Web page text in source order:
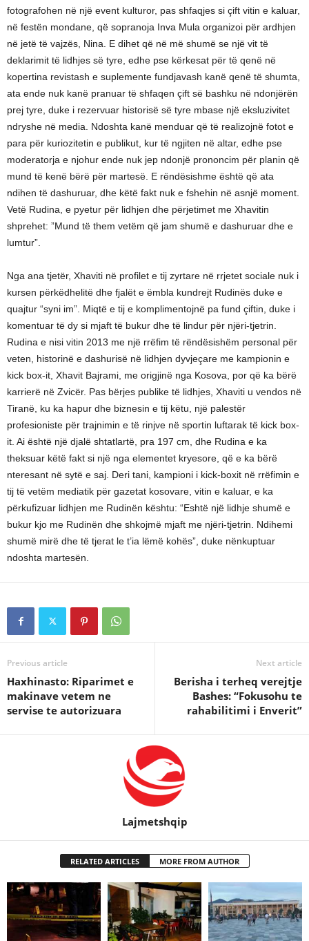
fotografohen në një event kulturor, pas shfaqjes si çift vitin e kaluar,
në festën mondane, që sopranoja Inva Mula organizoi për ardhjen
në jetë të vajzës, Nina. E dihet që në më shumë se një vit të
deklarimit të lidhjes së tyre, edhe pse kërkesat për të qenë në
kopertina revistash e suplemente fundjavash kanë qenë të shumta,
ata ende nuk kanë pranuar të shfaqen çift së bashku në ndonjërën
prej tyre, duke i rezervuar historisë së tyre mbase një eksluzivitet
ndryshe në media. Ndoshta kanë menduar që të realizojnë fotot e
para për kuriozitetin e publikut, kur të ngjiten në altar, edhe pse
moderatorja e njohur ende nuk jep ndonjë prononcim për planin që
mund të kenë bërë për martesë. E rëndësishme është që ata
ndihen të dashuruar, dhe këtë fakt nuk e fshehin në asnjë moment.
Vetë Rudina, e pyetur për lidhjen dhe përjetimet me Xhavitin
shprehet: ”Mund të them vetëm që jam shumë e dashuruar dhe e
lumtur”.
Nga ana tjetër, Xhaviti në profilet e tij zyrtare në rrjetet sociale nuk i
kursen përkëdhelitë dhe fjalët e ëmbla kundrejt Rudinës duke e
quajtur “syni im”. Miqtë e tij e komplimentojnë pa fund çiftin, duke i
komentuar të dy si mjaft të bukur dhe të lindur për njëri-tjetrin.
Rudina e nisi vitin 2013 me një rrëfim të rëndësishëm personal për
veten, historinë e dashurisë në lidhjen dyvjeçare me kampionin e
kick box-it, Xhavit Bajrami, me origjinë nga Kosova, por që ka bërë
karrierë në Zvicër. Pas bërjes publike të lidhjes, Xhaviti u vendos në
Tiranë, ku ka hapur dhe biznesin e tij këtu, një palestër
profesioniste për trajnimin e të rinjve në sportin luftarak të kick box-
it. Ai është një djalë shtatlartë, pra 197 cm, dhe Rudina e ka
theksuar këtë fakt si një nga elementet kryesore, që e ka bërë
nteresant në sytë e saj. Deri tani, kampioni i kick-boxit në rrëfimin e
tij të vetëm mediatik për gazetat kosovare, vitin e kaluar, e ka
përkufizuar lidhjen me Rudinën kështu: “Eshtë një lidhje shumë e
bukur kjo me Rudinën dhe shkojmë mjaft me njëri-tjetrin. Ndihemi
shumë mirë dhe të tjerat le t’ia lëmë kohës”, duke nënkuptuar
ndoshta martesën.
Previous article
Haxhinasto: Riparimet e
makinave vetem ne
servise te autorizuara
Next article
Berisha i terheq verejtje
Bashes: “Fokusohu te
rahabilitimi i Enverit”
Lajmetshqip
RELATED ARTICLES MORE FROM AUTHOR